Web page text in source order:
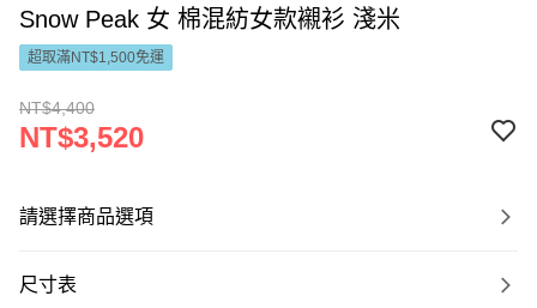
Snow Peak 女 棉混紡女款襯衫 淺米
超取滿NT$1,500免運
NT$4,400
NT$3,520
請選擇商品選項
尺寸表